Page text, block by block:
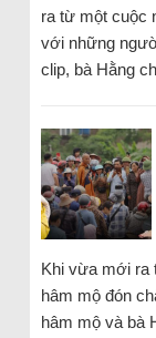
ra từ một cuộc
với những
clip, bà Hằng
Khi vừa mới ra
hâm mộ đón
hâm mộ và bà